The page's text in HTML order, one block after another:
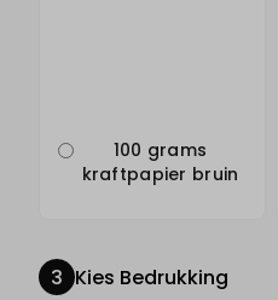
100 grams
kraftpapier bruin
Kies Bedrukking